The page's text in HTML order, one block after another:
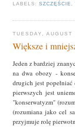
LABELS:SZCZĘŚCIE ,
TUESDAY,
Większe i
Jeden z bardziej
na dwa obozy -
drugich jest
pierwszych jest
"konserwatyzm"
(rozumiana jako cel
przyjmuje rolę